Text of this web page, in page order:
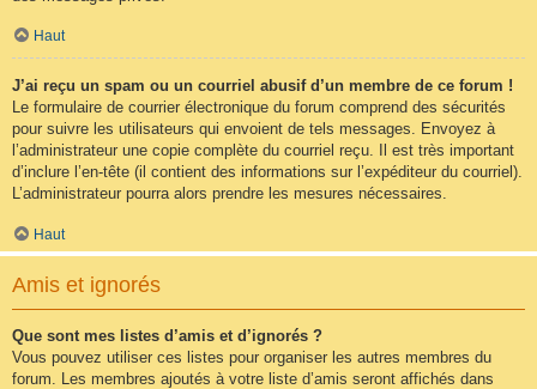
Haut
J’ai reçu un spam ou un courriel abusif d’un membre de ce forum !
Le formulaire de courrier électronique du forum comprend des sécurités
pour suivre les utilisateurs qui envoient de tels messages. Envoyez à
l’administrateur une copie complète du courriel reçu. Il est très important
d’inclure l’en-tête (il contient des informations sur l’expéditeur du courriel).
L’administrateur pourra alors prendre les mesures nécessaires.
Haut
Amis et ignorés
Que sont mes listes d’amis et d’ignorés ?
Vous pouvez utiliser ces listes pour organiser les autres membres du
forum. Les membres ajoutés à votre liste d’amis seront affichés dans